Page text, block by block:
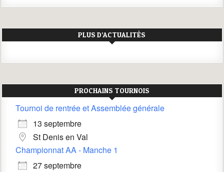
PLUS D’ACTUALITÉS
PROCHAINS TOURNOIS
Tournoi de rentrée et Assemblée générale
13 septembre
St Denis en Val
Championnat AA - Manche 1
27 septembre